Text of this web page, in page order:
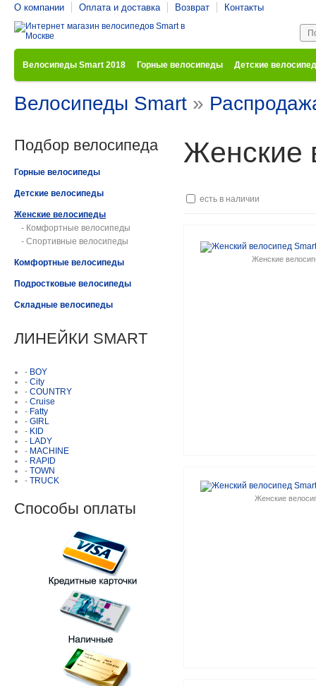
О компании Оплата и доставка Возврат Контакты
Велосипеды Smart 2018 Горные велосипеды Детские
Велосипеды Smart »
Подбор велосипеда
Горные велосипеды
Детские велосипеды
Женские велосипеды
- Комфортные велосипеды
- Спортивные велосипеды
Комфортные велосипеды
Подростковые велосипеды
Складные велосипеды
ЛИНЕЙКИ SMART
- BOY
- City
- COUNTRY
- Cruise
- Fatty
- GIRL
- KID
- LADY
- MACHINE
- RAPID
- TOWN
- TRUCK
Способы оплаты
Женские
есть в наличии
Женские
Женские